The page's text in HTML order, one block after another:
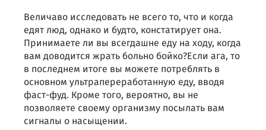
Величаво исследовать не всего то, что и когда
едят люд, однако и будто, констатирует она.
Принимаете ли вы всегдашне еду на ходу, когда
вам доводится жрать больно бойко?Если ага, то
в последнем итоге вы можете потреблять в
основном ультрапереработанную еду, вводя
фаст-фуд. Кроме того, вероятно, вы не
позволяете своему организму посылать вам
сигналы о насыщении.